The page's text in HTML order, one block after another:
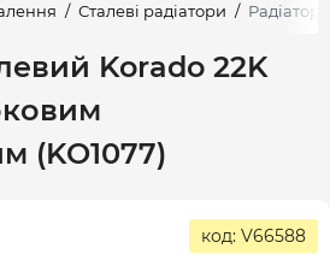
Сталеві радіатори Радіатор
Korado 22K
(KO1077)
код: V66588